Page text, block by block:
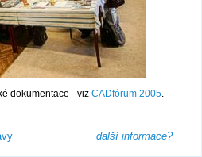
dokumentace - viz CADfórum 2005.
další informace?